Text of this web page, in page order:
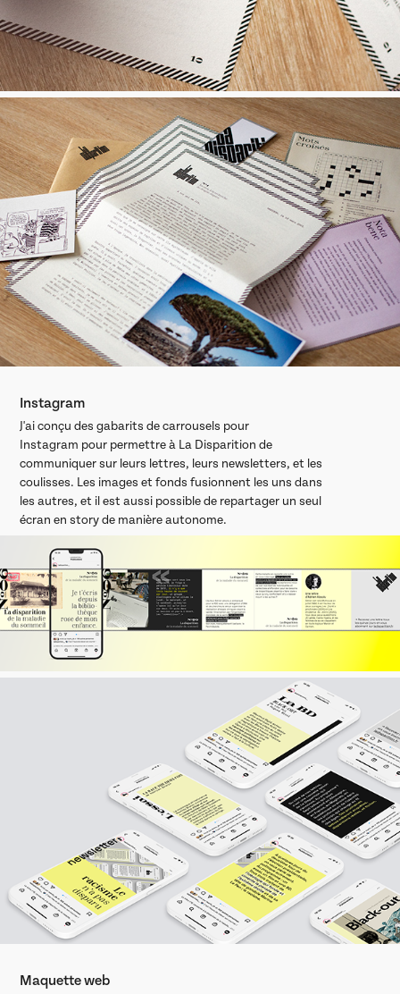
Instagram
J'ai conçu des gabarits de carrousels pour
Instagram pour permettre à La Disparition de
communiquer sur leurs lettres, leurs newsletters, et les
coulisses. Les images et fonds fusionnent les uns dans
les autres, et il est aussi possible de repartager un seul
écran en story de manière autonome.
Maquette web